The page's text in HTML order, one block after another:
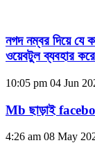
নগদ নম্বর দিয়ে যে
ওয়েবটুল ব্যবহার
10:05 pm 04 Jun
Mb ছাড়াই
4:26 am 08 May